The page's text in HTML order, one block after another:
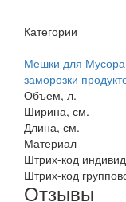
Категории
Мешки для
заморозки
Объем, л.
Ширина, см.
Длина, см.
Материал
Штрих-код
Штрих-код
Отзывы